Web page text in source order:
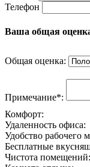
Телефон
Ваша общая
Общая оценка:
Примечание*:
Комфорт:
Удаленность офиса:
Удобство рабочего
Бесплатные
Чистота помещений: